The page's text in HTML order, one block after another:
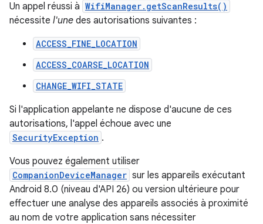
Un appel réussi à WifiManager.getScanResults()
nécessite l'une des autorisations suivantes :
ACCESS_FINE_LOCATION
ACCESS_COARSE_LOCATION
CHANGE_WIFI_STATE
Si l'application appelante ne dispose d'aucune de ces
autorisations, l'appel échoue avec une
SecurityException .
Vous pouvez également utiliser
CompanionDeviceManager sur les appareils exécutant
Android 8.0 (niveau d'API 26) ou version ultérieure pour
effectuer une analyse des appareils associés à proximité
au nom de votre application sans nécessiter